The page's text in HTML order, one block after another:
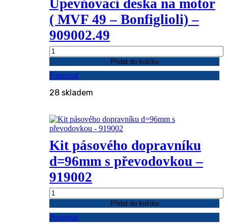
Upevňovací deska na motor
( MVF 49 – Bonfiglioli) –
909002.49
Upevňovací
deska
na
motor
MVF
-
Bonfiglioli)
-
909002.49
množství
Přidat do košíku
Porovnat
28 skladem
Kit pásového dopravníku
d=96mm s převodovkou –
919002
Kit
pásového
dopravníku
d=96mm
Přidat do košíku
Porovnat